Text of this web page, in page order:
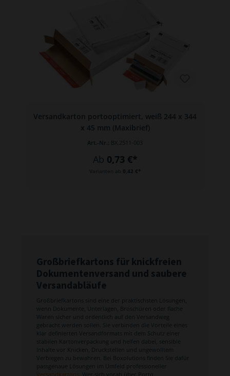
Versandkarton portooptimiert, weiß 244 x 344
x 45 mm (Maxibrief)
Art.-Nr.: BX.2511-003
Ab 0,73 €*
0,42 €*
Großbriefkartons für knickfreien
Dokumentenversand und saubere
Versandabläufe
Großbriefkartons sind eine der praktischsten Lösungen,
wenn Dokumente, Unterlagen, Broschüren oder flache
Waren sicher und ordentlich auf den Versandweg
gebracht werden sollen. Sie verbinden die Vorteile eines
klar definierten Versandformats mit dem Schutz einer
stabilen Kartonverpackung und helfen dabei, sensible
Inhalte vor Knicken, Druckstellen und ungewolltem
Verbiegen zu bewahren. Bei Boxolutions finden Sie dafür
passgenaue Lösungen im Umfeld professioneller
Versandkartons
. Wer sich vorab über Porto,